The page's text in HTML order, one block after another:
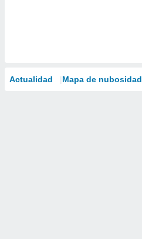
Actualidad Mapa de nubosidad